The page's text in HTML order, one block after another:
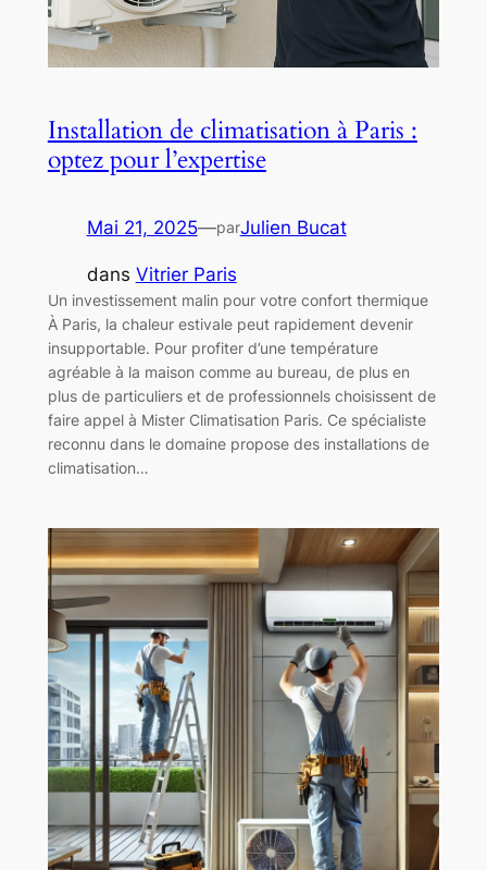
Installation de climatisation à Paris :
optez pour l’expertise
Mai 21, 2025—parJulien Bucat
dans Vitrier Paris
Un investissement malin pour votre confort thermique
À Paris, la chaleur estivale peut rapidement devenir
insupportable. Pour profiter d’une température
agréable à la maison comme au bureau, de plus en
plus de particuliers et de professionnels choisissent de
faire appel à Mister Climatisation Paris. Ce spécialiste
reconnu dans le domaine propose des installations de
climatisation…